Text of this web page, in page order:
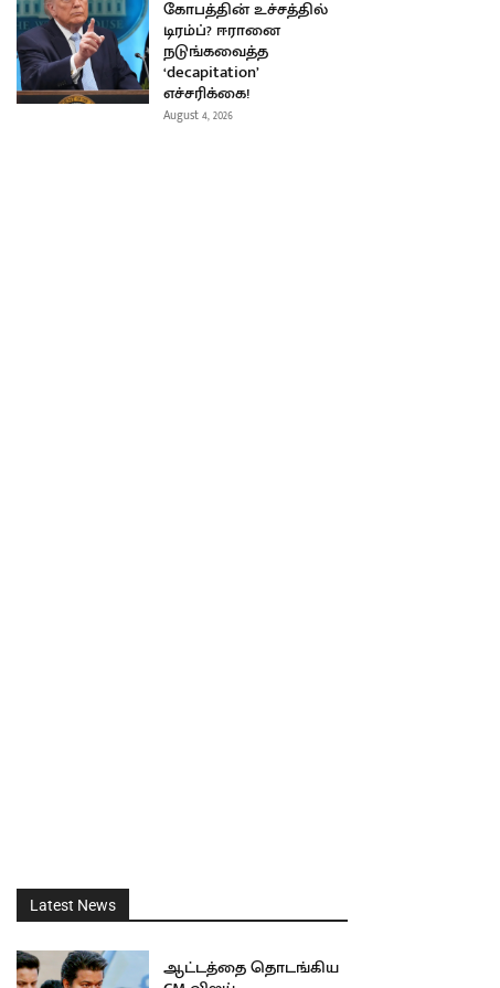
கோபத்தின் உச்சத்தில்
டிரம்ப்? ஈரானை
நடுங்கவைத்த
‘decapitation’
எச்சரிக்கை!
August 4, 2026
Latest News
ஆட்டத்தை தொடங்கிய